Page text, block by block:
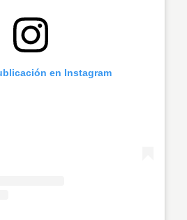
en Instagram